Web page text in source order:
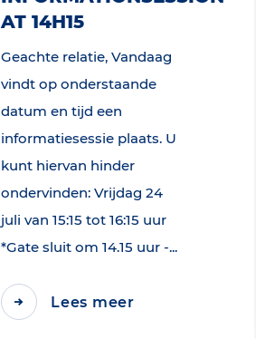
AT 14H15
Geachte relatie, Vandaag
vindt op onderstaande
datum en tijd een
informatiesessie plaats. U
kunt hiervan hinder
ondervinden: Vrijdag 24
juli van 15:15 tot 16:15 uur
*Gate sluit om 14.15 uur -...
Lees meer